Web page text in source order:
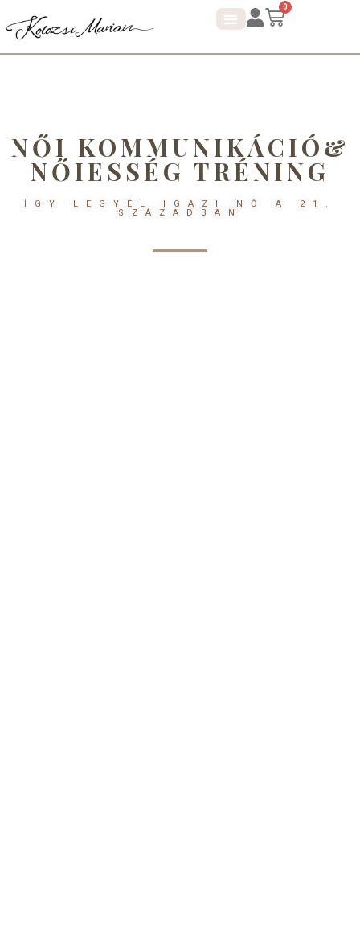
0
NŐI KOMMUNIKÁCIÓ&
NŐIESSÉG TRÉNING
ÍGY LEGYÉL IGAZI NŐ A 21.
SZÁZADBAN